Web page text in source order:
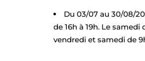
Du 03/07 au 30/08/
de 16h à 19h. Le samedi
vendredi et samedi de